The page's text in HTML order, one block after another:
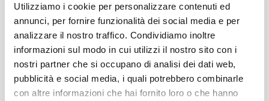
Utilizziamo i cookie per personalizzare contenuti ed
annunci, per fornire funzionalità dei social media e per
analizzare il nostro traffico. Condividiamo inoltre
informazioni sul modo in cui utilizzi il nostro sito con i
nostri partner che si occupano di analisi dei dati web,
pubblicità e social media, i quali potrebbero combinarle
con altre informazioni che hai fornito loro o che hanno
Inserisci i tuoi dati qui, ti ricontatteremo
entro 48 ore